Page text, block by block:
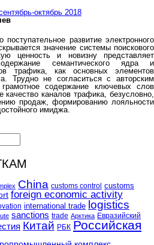
октябрь 2018
поступательное развитие электронного
значение системы поискового
ценность и новизну представляет
семантического ядра и
трафика, как основных элементов
Трудно не согласиться с авторским
содержание ключевых слов
качество каналов трафика, безусловно,
продаж, формированию лояльности
имиджа.
China customs control customs
foreign economic activity
international trade logistics
sanctions trade Арктика Евразийский
Китай РБК Российская